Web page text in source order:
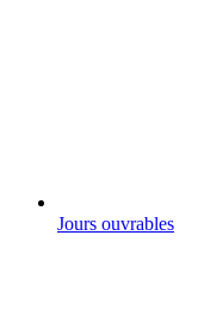
Jours ouvrables